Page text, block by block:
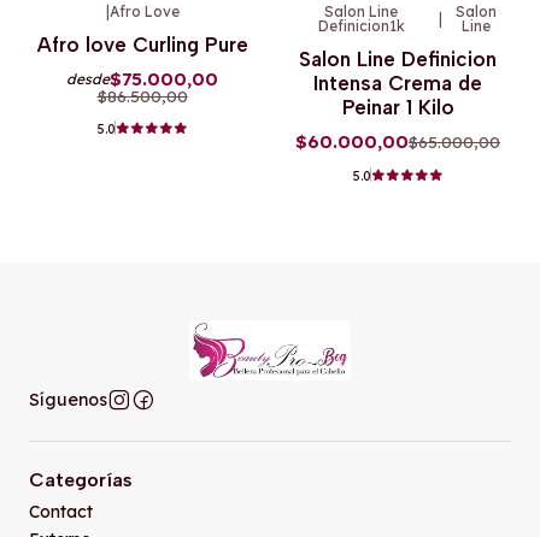
Afro Love
Afro love Curling Pure
desde$75.000,00
$86.500,00
5.0
-8%OFF
Salon Line
Definicion1k
Salon
Line
Salon Line Definicion
Intensa Crema de
Peinar 1 Kilo
$60.000,00$65.000,00
5.0
Síguenos
Categorías
Contact